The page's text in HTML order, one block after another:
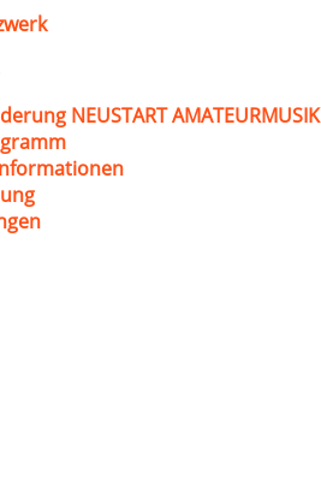
NEUSTART AMATEURMUSIK